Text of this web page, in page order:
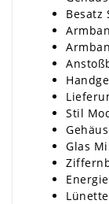
Besatz
Stil
Glas